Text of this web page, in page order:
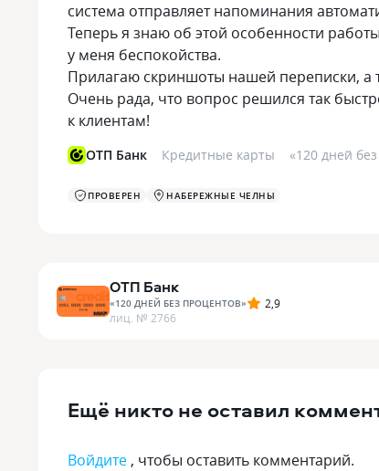
система отправляет напоминания
Теперь я знаю об этой особенности
у меня беспокойства.
Прилагаю скриншоты нашей переписки, а
Очень рада, что вопрос решился так
к клиентам!
ОТП Банк Кредитные карты «120 дней
ПРОВЕРЕН НАБЕРЕЖНЫЕ ЧЕЛНЫ
ОТП Банк
«120 ДНЕЙ БЕЗ ПРОЦЕНТОВ»
2,9
лиц. № 2766
Ещё никто не оставил
Войдите , чтобы оставить комментарий.